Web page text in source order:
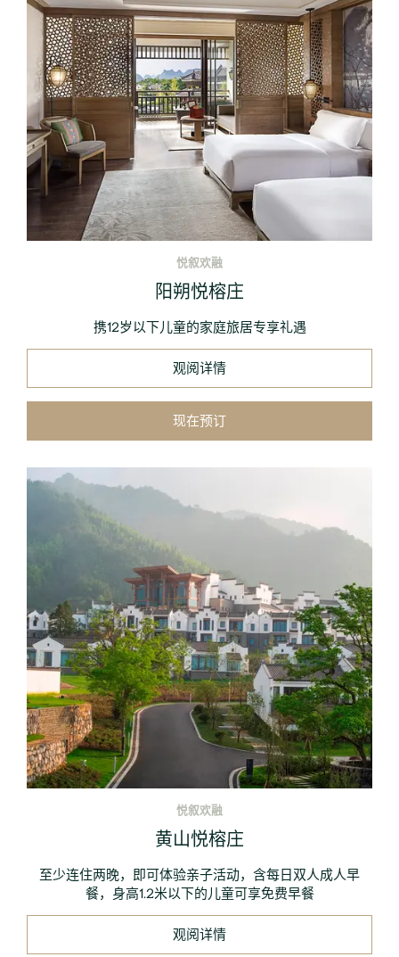
悦叙欢融
阳朔悦榕庄
携12岁以下儿童的家庭旅居专享礼遇
观阅详情
现在预订
悦叙欢融
黄山悦榕庄
至少连住两晚，即可体验亲子活动，含每日双人成人早
餐，身高1.2米以下的儿童可享免费早餐
观阅详情